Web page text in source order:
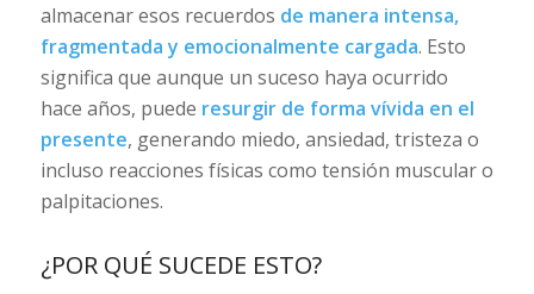
almacenar esos recuerdos de manera intensa,
fragmentada y emocionalmente cargada. Esto
significa que aunque un suceso haya ocurrido
hace años, puede resurgir de forma vívida en el
presente, generando miedo, ansiedad, tristeza o
incluso reacciones físicas como tensión muscular o
palpitaciones.
¿POR QUÉ SUCEDE ESTO?